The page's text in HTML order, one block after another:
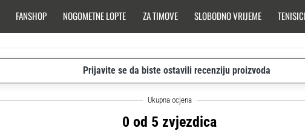
FANSHOP NOGOMETNE LOPTE ZA TIMOVE SLOBODNO VRIJEME
Prijavite se da biste ostavili recenziju proizvoda
0 od 5 zvjezdica